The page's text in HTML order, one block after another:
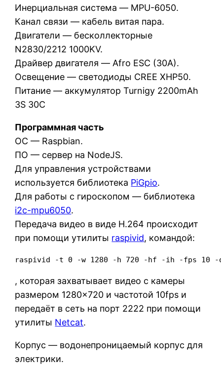
Инерциальная система — MPU-6050.
Канал связи — кабель витая пара.
Двигатели — бесколлекторные
N2830/2212 1000KV.
Драйвер двигателя — Afro ESC (30A).
Освещение — светодиоды CREE XHP50.
Питание — аккумулятор Turnigy 2200mAh
3S 30C
Программная часть
ОС — Raspbian.
ПО — сервер на NodeJS.
Для управления устройствами
используется библиотека PiGpio.
Для работы с гироскопом — библиотека
i2c-mpu6050.
Передача видео в виде H.264 происходит
при помощи утилиты raspivid, командой:
raspivid -t 0 -w 1280 -h 720 -hf -ih -fps 10
, которая захватывает видео с камеры
размером 1280×720 и частотой 10fps и
передаёт в сеть на порт 2222 при помощи
утилиты Netcat.
Корпус — водонепроницаемый корпус для
электрики.